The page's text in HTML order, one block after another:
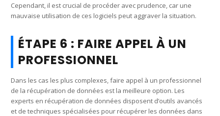
Cependant, il est crucial de procéder avec prudence, car une
mauvaise utilisation de ces logiciels peut aggraver la situation.
ÉTAPE 6 : FAIRE APPEL À UN
PROFESSIONNEL
Dans les cas les plus complexes, faire appel à un professionnel
de la récupération de données est la meilleure option. Les
experts en récupération de données disposent d’outils avancés
et de techniques spécialisées pour récupérer les données dans